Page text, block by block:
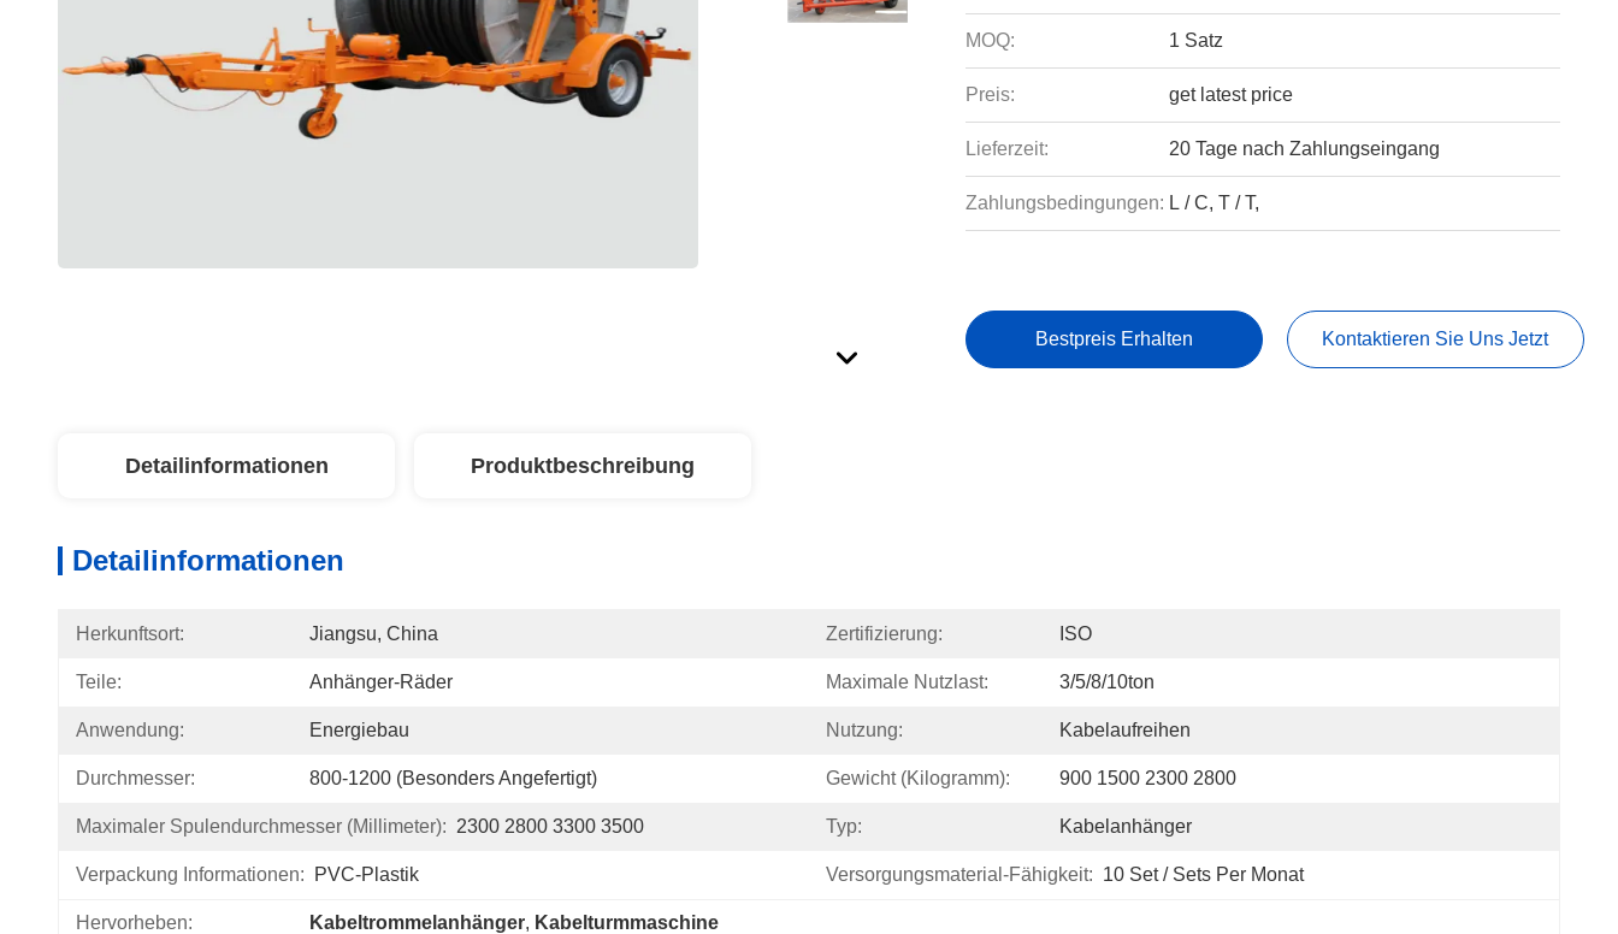
MOQ: 1 Satz
Preis: get latest price
Lieferzeit: 20 Tage nach Zahlungseingang
Zahlungsbedingungen: L / C, T / T,
Bestpreis Erhalten Kontaktieren Sie Uns Jetzt
Detailinformationen Produktbeschreibung
Detailinformationen
Herkunftsort: Jiangsu, China Zertifizierung: ISO
Teile: Anhänger-Räder Maximale Nutzlast: 3/5/8/10ton
Anwendung: Energiebau Nutzung: Kabelaufreihen
Durchmesser: 800-1200 (besonders Angefertigt) Gewicht (Kilogramm): 900 1500 2300 2800
Maximaler Spulendurchmesser (Millimeter): 2300 2800 3300 3500 Typ: Kabelanhänger
Verpackung Informationen: PVC-Plastik Versorgungsmaterial-Fähigkeit: 10 Set / Sets Per Monat
Hervorheben: Kabeltrommelanhänger, Kabelturmmaschine